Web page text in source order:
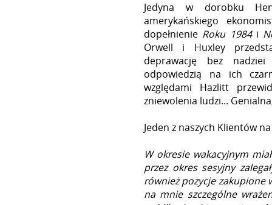
Jedyna w dorobku
amerykańskiego
dopełnienie Roku 1984i
Orwell i Huxley
deprawację bez
odpowiedzią na ich
względami Hazlitt
zniewolenia ludzi...
Jeden z naszych Klientów
W okresie wakacyjnym
przez okres sesyjny
również pozycje zakupione
na mnie szczególne